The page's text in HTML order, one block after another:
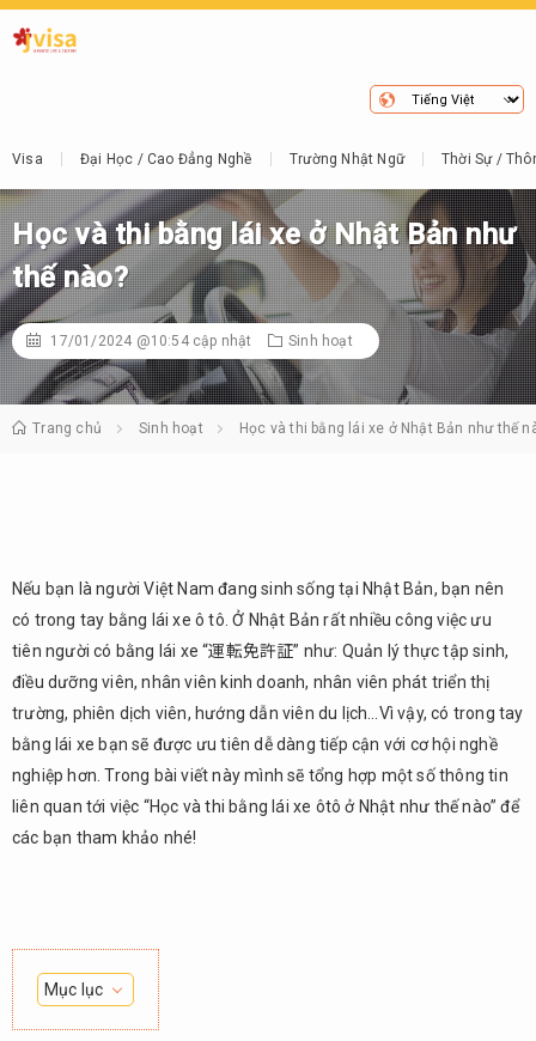
Visa Đại Học / Cao Đẳng Nghề Trường Nhật Ngữ Thời Sự /
Học và thi bằng lái xe ở Nhật Bản như
thế nào?
17/01/2024 @10:54cập nhật Sinh hoạt
Trang chủ Sinh hoạt Học và thi bằng lái xe ở Nhật Bản như thế
Nếu bạn là người Việt Nam đang sinh sống tại Nhật Bản, bạn nên
có trong tay bằng lái xe ô tô. Ở Nhật Bản rất nhiều công việc ưu
tiên người có bằng lái xe “運転免許証” như: Quản lý thực tập sinh,
điều dưỡng viên, nhân viên kinh doanh, nhân viên phát triển thị
trường, phiên dịch viên, hướng dẫn viên du lịch…Vì vậy, có trong tay
bằng lái xe bạn sẽ được ưu tiên dễ dàng tiếp cận với cơ hội nghề
nghiệp hơn. Trong bài viết này mình sẽ tổng hợp một số thông tin
liên quan tới việc “Học và thi bằng lái xe ôtô ở Nhật như thế nào” để
các bạn tham khảo nhé!
Mục lục
1.